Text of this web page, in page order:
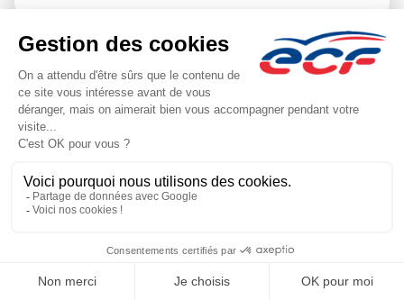
Les dernières actualités ECF